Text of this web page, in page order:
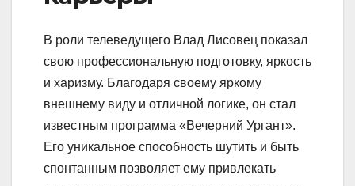
В роли телеведущего Влад Лисовец показал
свою профессиональную подготовку, яркость
и харизму. Благодаря своему яркому
внешнему виду и отличной логике, он стал
известным программа «Вечерний Ургант».
Его уникальное способность шутить и быть
спонтанным позволяет ему привлекать